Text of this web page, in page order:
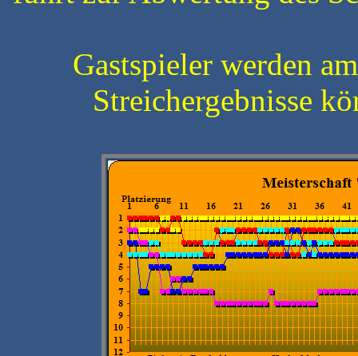
Gastspieler werden
Streichergebnisse